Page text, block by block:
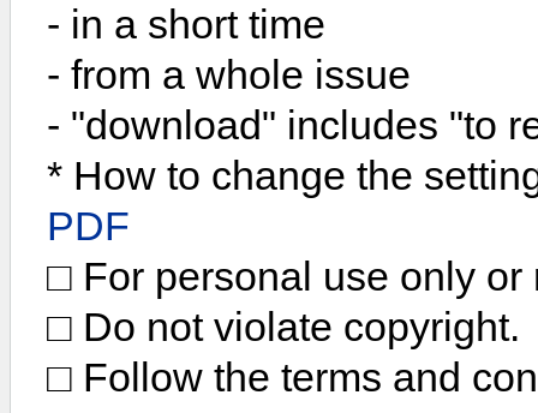
- in a short time
- from a whole issue
- "download" includes "to
* How to change the
PDF
□ For personal use only or
□ Do not violate copyright.
□ Follow the terms and